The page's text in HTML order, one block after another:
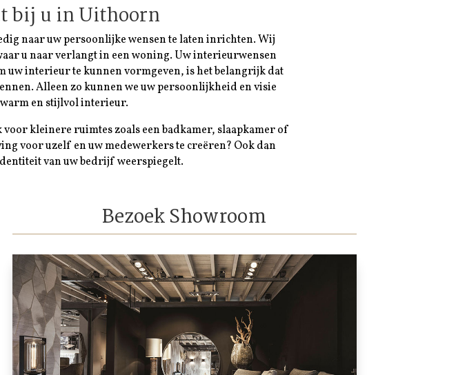
bij u inUithoorn
naar uw persoonlijke wensen te laten inrichten. Wij
u naar verlangt in een woning. Uw interieurwensen
uw interieur te kunnen vormgeven, is het belangrijk dat
Alleen zo kunnen we uw persoonlijkheid en visie
en stijlvol interieur.
kleinere ruimtes zoals een badkamer, slaapkamer of
voor uzelf en uw medewerkers te creëren? Ook dan
van uw bedrijf weerspiegelt.
Bezoek Showroom